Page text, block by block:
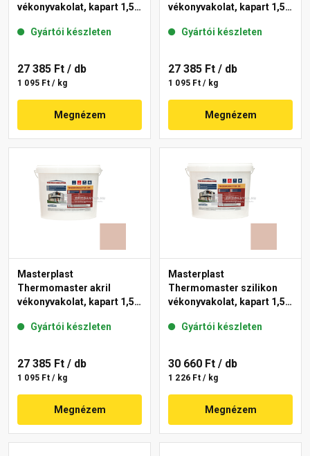
vékonyvakolat, kapart 1,5
Gyártói készleten
27 385 Ft / db
1 095 Ft / kg
Megnézem
vékonyvakolat, kapart 1,5
Gyártói készleten
27 385 Ft / db
1 095 Ft / kg
Megnézem
Masterplast
Thermomaster akril
vékonyvakolat, kapart 1,5
Gyártói készleten
27 385 Ft / db
1 095 Ft / kg
Megnézem
Masterplast
Thermomaster szilikon
vékonyvakolat, kapart 1,5
Gyártói készleten
30 660 Ft / db
1 226 Ft / kg
Megnézem